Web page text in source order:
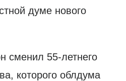
думе нового
сменил 55-летнего
которого облдума